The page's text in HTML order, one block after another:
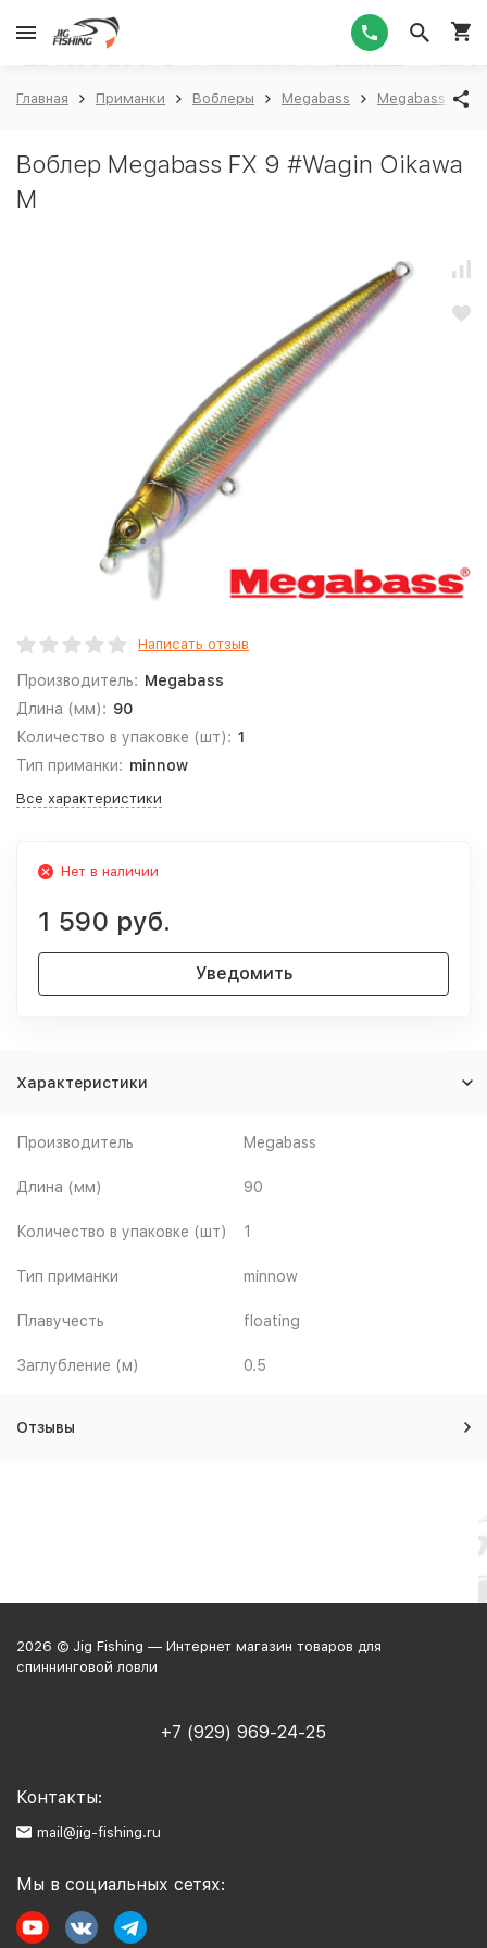
Главная Приманки Воблеры Megabass Megabass FX9
Воблер Megabass FX 9 #Wagin Oikawa
M
Написать отзыв
Производитель: Megabass
Длина (мм): 90
Количество в упаковке (шт): 1
Тип приманки: minnow
Все характеристики
Нет в наличии
1 590 руб.
Уведомить
Характеристики
Производитель Megabass
Длина (мм) 90
Количество в упаковке (шт) 1
Тип приманки minnow
Плавучесть floating
Заглубление (м) 0.5
Отзывы
2026 © Jig Fishing — Интернет магазин товаров для
спиннинговой ловли
+7 (929) 969-24-25
Контакты:
mail@jig-fishing.ru
Мы в социальных сетях: